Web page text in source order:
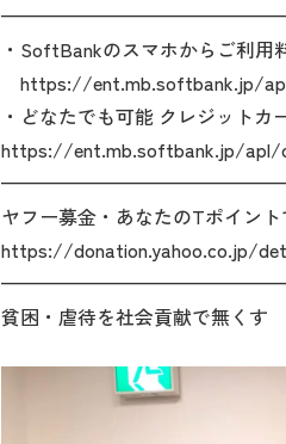
・SoftBankのスマホからご利用
https://ent.mb.softbank.jp/
・どなたでも可能 クレジットカ
https://ent.mb.softbank.jp/
ヤフー募金・あなたのTポイン
https://donation.yahoo.co.jp/
貧困・虐待を社会貢献で無くす